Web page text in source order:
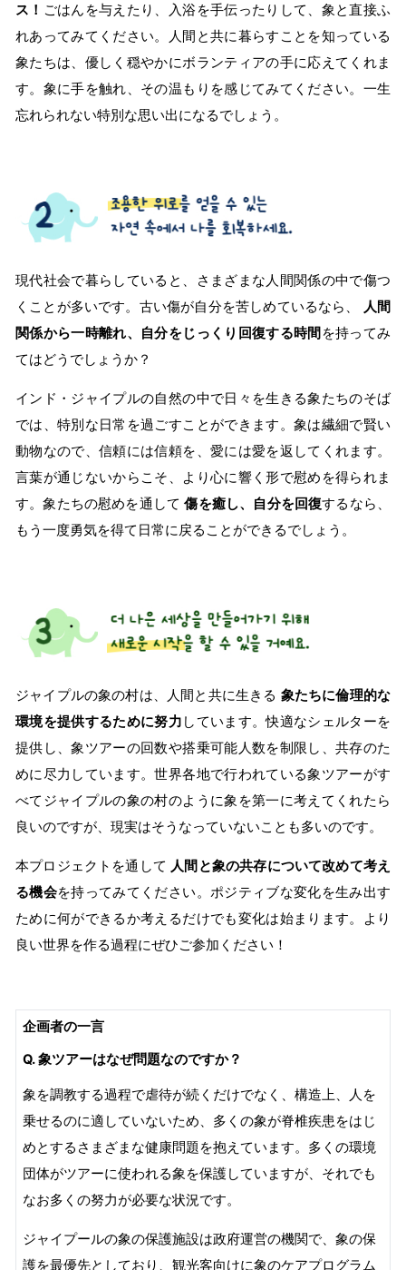
ス！ ごはんを与えたり、入浴を手伝ったりして、象と直接ふ
れあってみてください。人間と共に暮らすことを知っている
象たちは、優しく穏やかにボランティアの手に応えてくれま
す。象に手を触れ、その温もりを感じてみてください。一生
忘れられない特別な思い出になるでしょう。
現代社会で暮らしていると、さまざまな人間関係の中で傷つ
くことが多いです。古い傷が自分を苦しめているなら、
人間
関係から一時離れ、自分をじっくり回復する時間 を持ってみ
てはどうでしょうか？
インド・ジャイプルの自然の中で日々を生きる象たちのそば
では、特別な日常を過ごすことができます。象は繊細で賢い
動物なので、信頼には信頼を、愛には愛を返してくれます。
言葉が通じないからこそ、より心に響く形で慰めを得られま
す。象たちの慰めを通して傷を癒し、自分を回復するなら、
もう一度勇気を得て日常に戻ることができるでしょう。
ジャイプルの象の村は、人間と共に生きる 象たちに倫理的な
環境を提供するために努力 しています。快適なシェルターを
提供し、象ツアーの回数や搭乗可能人数を制限し、共存のた
めに尽力しています。世界各地で行われている象ツアーがす
べてジャイプルの象の村のように象を第一に考えてくれたら
良いのですが、現実はそうなっていないことも多いのです。
本プロジェクトを通して 人間と象の共存について改めて考え
る機会を持ってみてください。ポジティブな変化を生み出す
ために何ができるか考えるだけでも変化は始まります。より
良い世界を作る過程にぜひご参加ください！
企画者の一言
Q. 象ツアーはなぜ問題なのですか？
象を調教する過程で虐待が続くだけでなく、構造上、人を
乗せるのに適していないため、多くの象が脊椎疾患をはじ
めとするさまざまな健康問題を抱えています。多くの環境
団体がツアーに使われる象を保護していますが、それでも
なお多くの努力が必要な状況です。
ジャイプールの象の保護施設は政府運営の機関で、象の保
護を最優先としており、観光客向けに象のケアプログラム